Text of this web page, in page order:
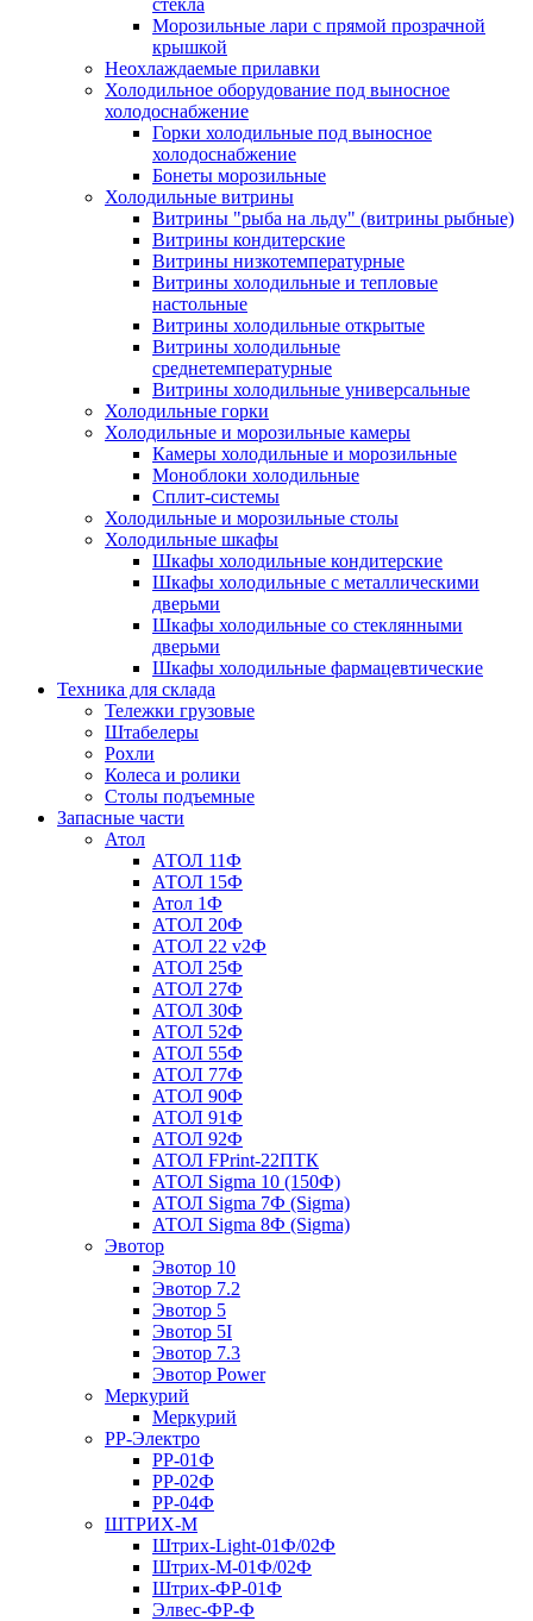
Морозильные лари с прямой прозрачной
крышкой
Неохлаждаемые прилавки
Холодильное оборудование под выносное
холодоснабжение
Горки холодильные под выносное
холодоснабжение
Бонеты морозильные
Холодильные витрины
Витрины "рыба на льду" (витрины рыбные)
Витрины кондитерские
Витрины низкотемпературные
Витрины холодильные и тепловые
настольные
Витрины холодильные открытые
Витрины холодильные
среднетемпературные
Витрины холодильные универсальные
Холодильные горки
Холодильные и морозильные камеры
Камеры холодильные и морозильные
Моноблоки холодильные
Сплит-системы
Холодильные и морозильные столы
Холодильные шкафы
Шкафы холодильные кондитерские
Шкафы холодильные с металлическими
дверьми
Шкафы холодильные со стеклянными
дверьми
Шкафы холодильные фармацевтические
Техника для склада
Тележки грузовые
Штабелеры
Рохли
Колеса и ролики
Столы подъемные
Запасные части
Атол
АТОЛ 11Ф
АТОЛ 15Ф
Атол 1Ф
АТОЛ 20Ф
АТОЛ 22 v2Ф
АТОЛ 25Ф
АТОЛ 27Ф
АТОЛ 30Ф
АТОЛ 52Ф
АТОЛ 55Ф
АТОЛ 77Ф
АТОЛ 90Ф
АТОЛ 91Ф
АТОЛ 92Ф
АТОЛ FPrint-22ПТК
АТОЛ Sigma 10 (150Ф)
АТОЛ Sigma 7Ф (Sigma)
АТОЛ Sigma 8Ф (Sigma)
Эвотор
Эвотор 10
Эвотор 7.2
Эвотор 5
Эвотор 5I
Эвотор 7.3
Эвотор Power
Меркурий
Меркурий
РР-Электро
РР-01Ф
РР-02Ф
РР-04Ф
ШТРИХ-М
Штрих-Light-01Ф/02Ф
Штрих-М-01Ф/02Ф
Штрих-ФР-01Ф
Элвес-ФР-Ф